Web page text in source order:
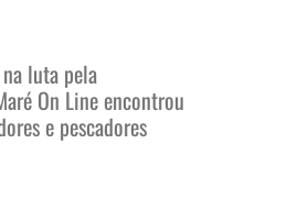
luta pela
On Line encontrou
e pescadores